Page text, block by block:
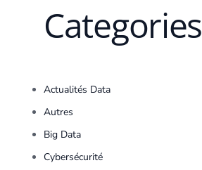
Categories
Actualités Data
Autres
Big Data
Cybersécurité